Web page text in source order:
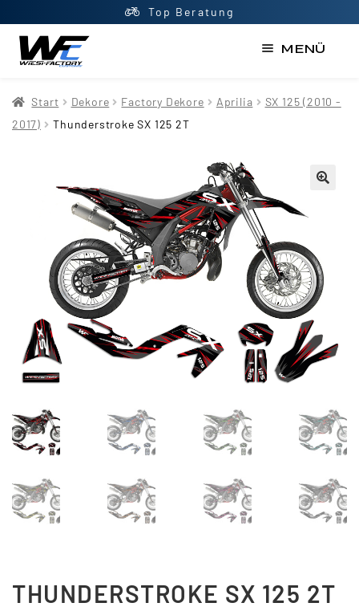
Top Beratung
MENÜ
AGB
Mein Konto
Newsletter
Shop
Updraft Central
Warenkorb
Widerrufsbelehrung
Wunschliste
Start Dekore Factory Dekore Aprilia
SX 125 (2010 -
2017)
Thunderstroke SX 125 2T
THUNDERSTROKE SX 125 2T